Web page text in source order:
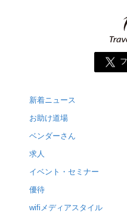
新着ニュース
お助け道場
ベンダーさん
求人
イベント・セミナー
優待
wifiメディアスタイル